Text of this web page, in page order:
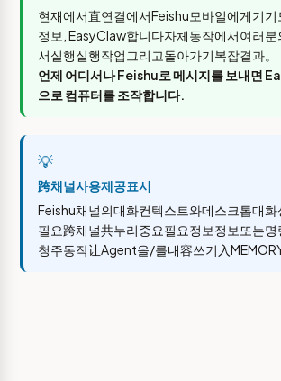
현재에서直연결에서Feishu모바일에게기기
정보, EasyClaw합니다자체동작에서여러분
서실행실행작업그리고돌아가기복잡결과。
언제 어디서나 Feishu로 메시지를 보내면
으로 컴퓨터를 조작합니다.
💡
跨채널사용제공표시
Feishu채널의대화컨텍스트와데스크톱대화
필요跨채널共누리중요필요정보정보또는명
청주동작让Agent을/를내容쓰기入